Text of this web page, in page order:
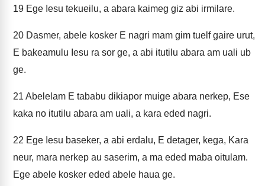
19 Ege Iesu tekueilu, a abara kaimeg giz abi irmilare.
20 Dasmer, abele kosker E nagri mam gim tuelf gaire urut,
E bakeamulu Iesu ra sor ge, a abi itutilu abara am uali ub
ge.
21 Abelelam E tababu dikiapor muige abara nerkep, Ese
kaka no itutilu abara am uali, a kara eded nagri.
22 Ege Iesu baseker, a abi erdalu, E detager, kega, Kara
neur, mara nerkep au saserim, a ma eded maba oitulam.
Ege abele kosker eded abele haua ge.